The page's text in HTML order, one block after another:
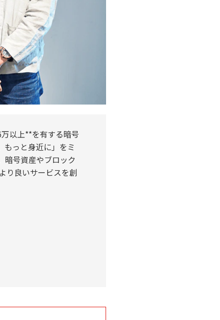
以上**を有する暗号
っと身近に」をミ
暗号資産やブロック
り良いサービスを創